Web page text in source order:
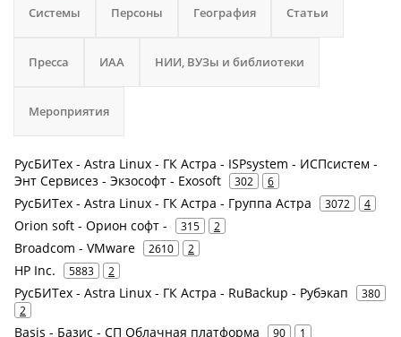
Системы Персоны География Статьи
Пресса ИАА НИИ, ВУЗы и библиотеки
Мероприятия
РусБИТех - Astra Linux - ГК Астра - ISPsystem - ИСПсистем -
Энт Сервисез - Экзософт - Exosoft
302 6
РусБИТех - Astra Linux - ГК Астра - Группа Астра 3072 4
Orion soft - Орион софт - 315 2
Broadcom - VMware 2610 2
HP Inc. 5883 2
РусБИТех - Astra Linux - ГК Астра - RuBackup - Рубэкап
380
2
Basis - Базис - СП Облачная платформа 90 1